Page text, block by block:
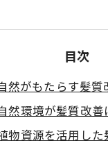
目次
然がもたらす髪質
然環境が髪質改
物資源を活用し